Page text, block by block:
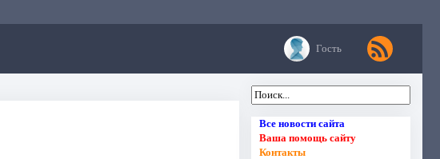
Гость
Все новости сайта
Ваша помощь сайту
Контакты